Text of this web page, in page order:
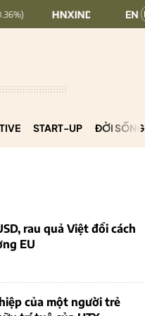
293.44 + 0.25 (+0.09%)
START-UP ĐỜI SỐNG
rau quả Việt đổi cách
EU
của một người trẻ